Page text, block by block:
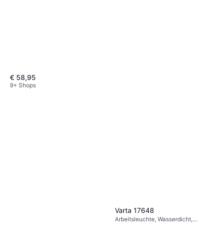
€ 58,95
9+ Shops
Scangrip Mini Mag Pro LED
Varta 17648
Arbeitsleuchte, Wasserdicht,